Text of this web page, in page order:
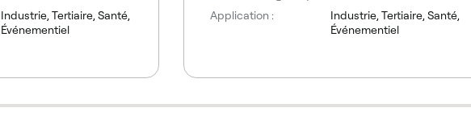
Industrie, Tertiaire, Santé,
Événementiel
Application :
Industrie, Tertiaire, Santé,
Événementiel